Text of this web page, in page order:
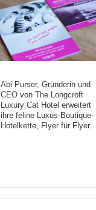
Abi Purser, Gründerin und
CEO von The Longcroft
Luxury Cat Hotel erweitert
ihre feline Luxus-Boutique-
Hotelkette, Flyer für Flyer.